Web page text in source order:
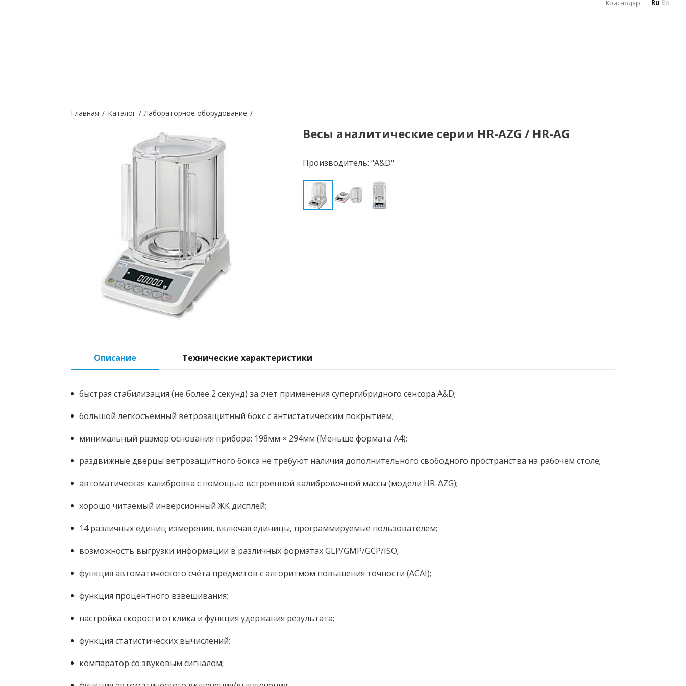
Краснодар Ru En
Главная Каталог Лабораторное оборудование
Весы аналитические серии HR-AZG / HR-AG
Производитель: "A&D"
Описание Технические характеристики
быстрая стабилизация (не более 2 секунд) за счет применения супергибридного сенсора A&D;
большой легкосъёмный ветрозащитный бокс с антистатическим покрытием;
минимальный размер основания прибора: 198мм × 294мм (Меньше формата А4);
раздвижные дверцы ветрозащитного бокса не требуют наличия дополнительного свободного пространства на рабочем столе;
автоматическая калибровка с помощью встроенной калибровочной массы (модели HR-AZG);
хорошо читаемый инверсионный ЖК дисплей;
14 различных единиц измерения, включая единицы, программируемые пользователем;
возможность выгрузки информации в различных форматах GLP/GMP/GCP/ISO;
функция автоматического счёта предметов с алгоритмом повышения точности (ACAI);
функция процентного взвешивания;
настройка скорости отклика и функция удержания результата;
функция статистических вычислений;
компаратор со звуковым сигналом;